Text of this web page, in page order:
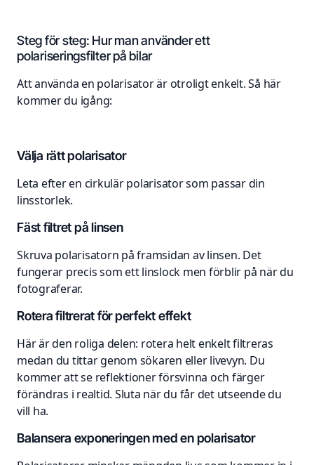
Steg för steg: Hur man använder ett
polariseringsfilter på bilar
Att använda en polarisator är otroligt enkelt. Så här
kommer du igång:
Välja rätt polarisator
Leta efter en cirkulär polarisator som passar din
linsstorlek.
Fäst filtret på linsen
Skruva polarisatorn på framsidan av linsen. Det
fungerar precis som ett linslock men förblir på när du
fotograferar.
Rotera filtrerat för perfekt effekt
Här är den roliga delen: rotera helt enkelt filtreras
medan du tittar genom sökaren eller livevyn. Du
kommer att se reflektioner försvinna och färger
förändras i realtid. Sluta när du får det utseende du
vill ha.
Balansera exponeringen med en polarisator